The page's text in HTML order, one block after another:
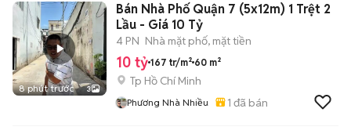
8 phút trước 3
Bán Nhà Phố Quận 7 (5x12m) 1 Trệt 2
Lầu - Giá 10 Tỷ
4 PN Nhà mặt phố, mặt tiền
10 tỷ 167 tr/m² 60 m²
Tp Hồ Chí Minh
Phương Nhà Nhiều 1 đã bán